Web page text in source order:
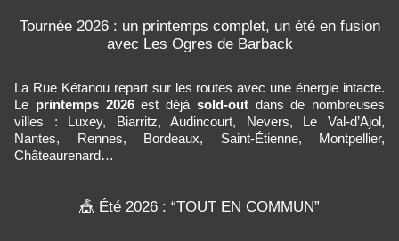
Tournée 2026 : un printemps complet, un été en fusion
avec Les Ogres de Barback
La Rue Kétanou repart sur les routes avec une énergie intacte.
Le printemps 2026 est déjà sold-out dans de nombreuses
villes : Luxey, Biarritz, Audincourt, Nevers, Le Val-d’Ajol,
Nantes, Rennes, Bordeaux, Saint-Étienne, Montpellier,
Châteaurenard…
🎪 Été 2026 : “TOUT EN COMMUN”